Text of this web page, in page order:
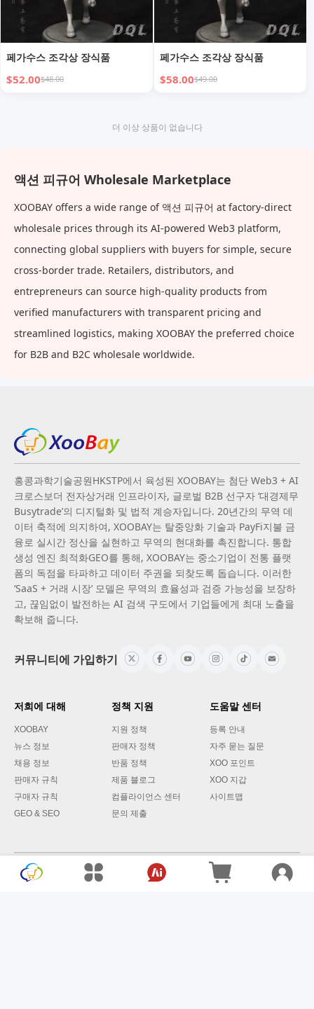
페가수스 조각상 장식품
$52.00$48.00
페가수스 조각상 장식품
$58.00$49.00
더 이상 상품이 없습니다
액션 피규어 Wholesale Marketplace
XOOBAY offers a wide range of 액션 피규어 at factory-direct
wholesale prices through its AI-powered Web3 platform,
connecting global suppliers with buyers for simple, secure
cross-border trade. Retailers, distributors, and
entrepreneurs can source high-quality products from
verified manufacturers with transparent pricing and
streamlined logistics, making XOOBAY the preferred choice
for B2B and B2C wholesale worldwide.
홍콩과학기술공원HKSTP에서 육성된 XOOBAY는 첨단 Web3 + AI
크로스보더 전자상거래 인프라이자, 글로벌 B2B 선구자 ‘대경제무
Busytrade’의 디지털화 및 법적 계승자입니다. 20년간의 무역 데
이터 축적에 의지하여, XOOBAY는 탈중앙화 기술과 PayFi지불 금
융로 실시간 정산을 실현하고 무역의 현대화를 촉진합니다. 통합
생성 엔진 최적화GEO를 통해, XOOBAY는 중소기업이 전통 플랫
폼의 독점을 타파하고 데이터 주권을 되찾도록 돕습니다. 이러한
‘SaaS + 거래 시장’ 모델은 무역의 효율성과 검증 가능성을 보장하
고, 끊임없이 발전하는 AI 검색 구도에서 기업들에게 최대 노출을
확보해 줍니다.
커뮤니티에 가입하기
저희에 대해
XOOBAY
뉴스 정보
채용 정보
판매자 규칙
구매자 규칙
GEO & SEO
정책 지원
지원 정책
판매자 정책
반품 정책
제품 블로그
컴플라이언스 센터
문의 제출
도움말 센터
등록 안내
자주 묻는 질문
XOO 포인트
XOO 지갑
사이트맵
전략적 파트너